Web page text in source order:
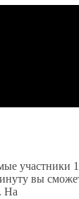
участники
вы
На